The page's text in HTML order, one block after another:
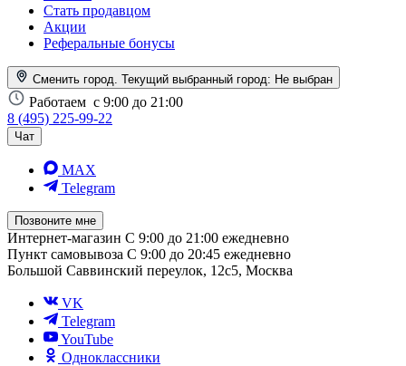
Стать продавцом
Акции
Реферальные бонусы
Сменить город. Текущий выбранный город: Не выбран
Работаем с 9:00 до 21:00
8 (495) 225-99-22
Чат
MAX
Telegram
Позвоните мне
Интернет-магазин С 9:00 до 21:00 ежедневно
Пункт самовывоза С 9:00 до 20:45 ежедневно
Большой Саввинский переулок, 12с5, Москва
VK
Telegram
YouTube
Одноклассники